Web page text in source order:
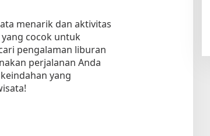
menarik dan aktivitas
cocok untuk
pengalaman liburan
perjalanan Anda
yang